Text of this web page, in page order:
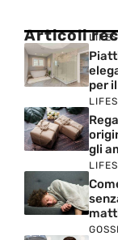
Articoli
per
gli